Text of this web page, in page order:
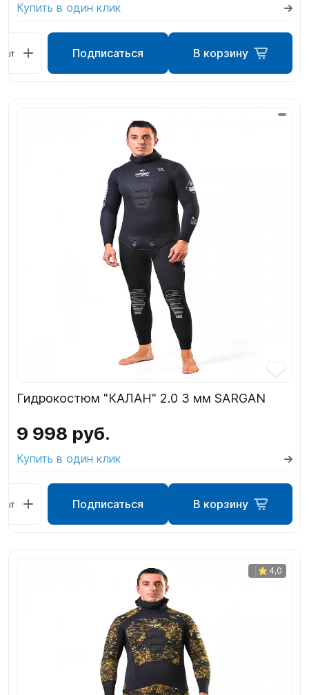
Купить в один клик
шт Подписаться В корзину
Гидрокостюм "КАЛАН" 2.0 3 мм SARGAN
9 998 руб.
Купить в один клик
шт Подписаться В корзину
4,0